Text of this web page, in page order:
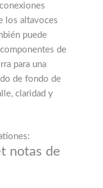
los altavoces
puede
de
para una
de fondo de
claridad y
notas de